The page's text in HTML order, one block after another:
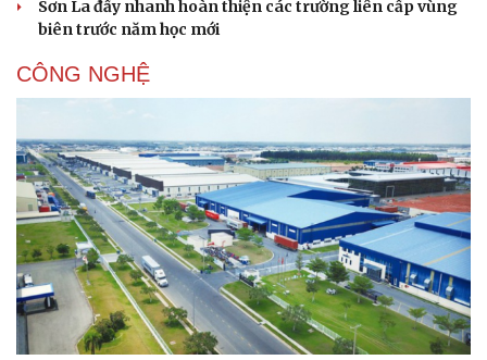
Sơn La đẩy nhanh hoàn thiện các trường liên cấp vùng
biên trước năm học mới
CÔNG NGHỆ